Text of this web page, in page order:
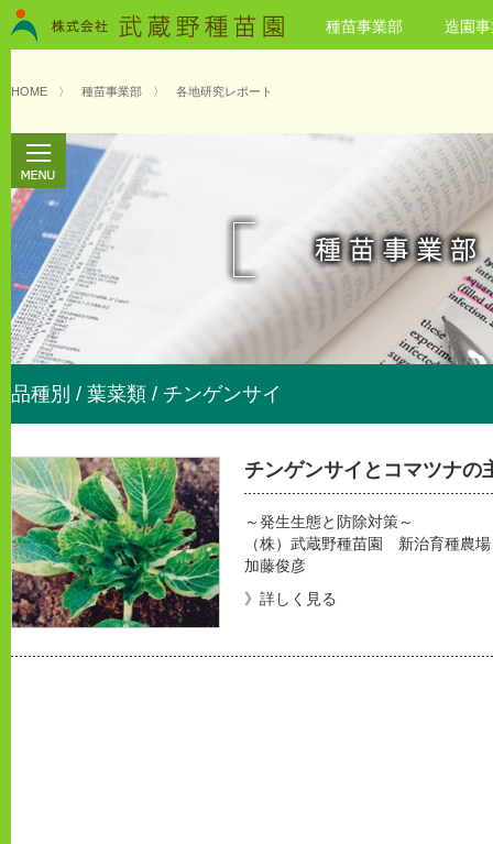
種苗事業部 造園
HOME 〉 種苗事業部 〉 各地研究レポート
品種別 / 葉菜類 / チンゲンサイ
チンゲンサイとコマツナの
～発生生態と防除対策～
（株）武蔵野種苗園 新治育種農場
加藤俊彦
》詳しく見る